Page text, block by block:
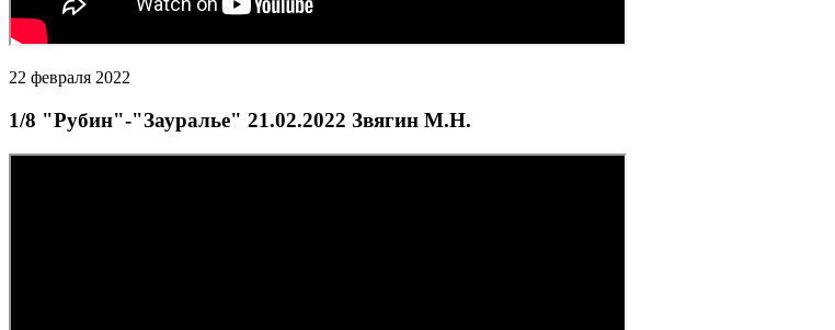
22 февраля 2022
1/8 "Рубин"-"Зауралье" 21.02.2022 Звягин М.Н.